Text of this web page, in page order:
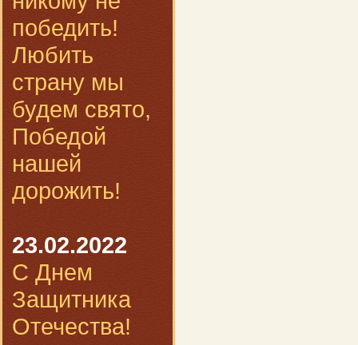
победить!
Любить
страну мы
будем свято,
Победой
нашей
дорожить!
23.02.2022
С Днем
Защитника
Отечества!